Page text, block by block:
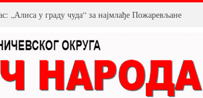
„Алиса у граду чуда“ за најмлађе Пожаревљане